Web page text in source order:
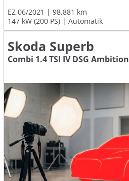
EZ 06/2021
98.881 km
147 kW (200 PS)
Automatik
Skoda Superb
Combi 1.4 TSI IV DSG Ambition